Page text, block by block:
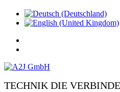
TECHNIK DIE